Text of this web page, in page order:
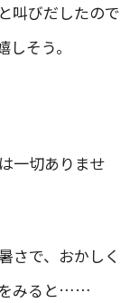
叫びだしたので
そう。
一切ありませ
さで、おかしく
みると……